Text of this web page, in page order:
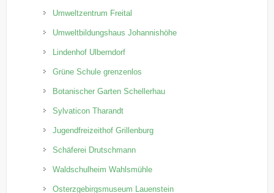
Umweltzentrum Freital
Umweltbildungshaus Johannishöhe
Lindenhof Ulberndorf
Grüne Schule grenzenlos
Botanischer Garten Schellerhau
Sylvaticon Tharandt
Jugendfreizeithof Grillenburg
Schäferei Drutschmann
Waldschulheim Wahlsmühle
Osterzgebirgsmuseum Lauenstein